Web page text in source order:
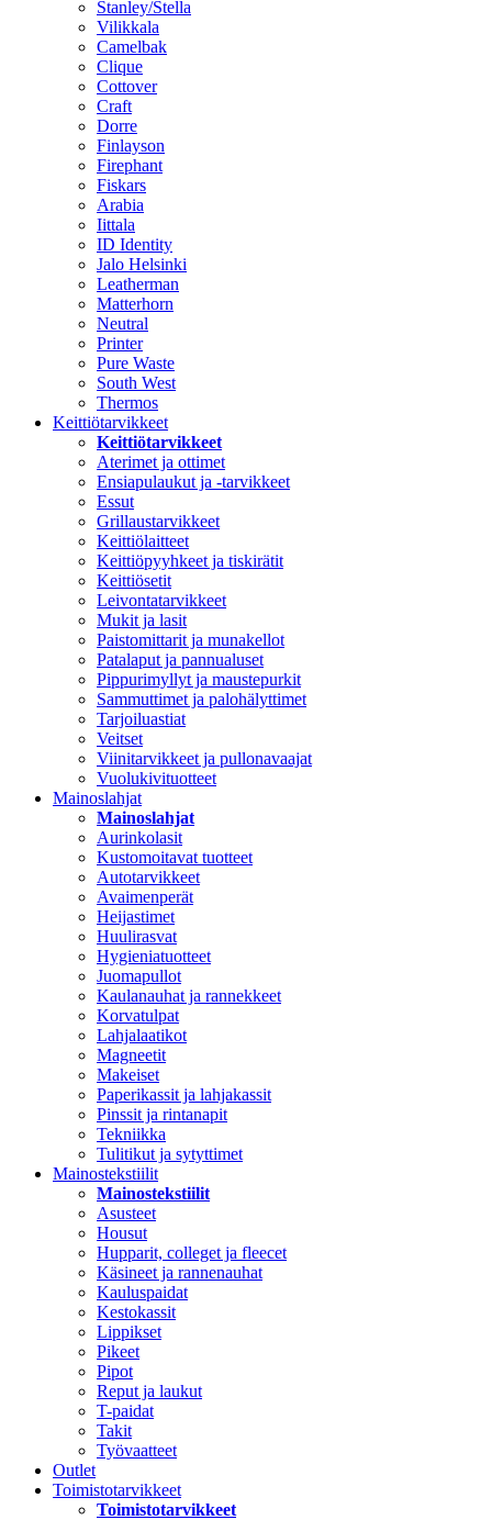
Stanley/Stella
Vilikkala
Camelbak
Clique
Cottover
Craft
Dorre
Finlayson
Firephant
Fiskars
Arabia
Iittala
ID Identity
Jalo Helsinki
Leatherman
Matterhorn
Neutral
Printer
Pure Waste
South West
Thermos
Keittiötarvikkeet
Keittiötarvikkeet
Aterimet ja ottimet
Ensiapulaukut ja -tarvikkeet
Essut
Grillaustarvikkeet
Keittiölaitteet
Keittiöpyyhkeet ja tiskirätit
Keittiösetit
Leivontatarvikkeet
Mukit ja lasit
Paistomittarit ja munakellot
Patalaput ja pannualuset
Pippurimyllyt ja maustepurkit
Sammuttimet ja palohälyttimet
Tarjoiluastiat
Veitset
Viinitarvikkeet ja pullonavaajat
Vuolukivituotteet
Mainoslahjat
Mainoslahjat
Aurinkolasit
Kustomoitavat tuotteet
Autotarvikkeet
Avaimenperät
Heijastimet
Huulirasvat
Hygieniatuotteet
Juomapullot
Kaulanauhat ja rannekkeet
Korvatulpat
Lahjalaatikot
Magneetit
Makeiset
Paperikassit ja lahjakassit
Pinssit ja rintanapit
Tekniikka
Tulitikut ja sytyttimet
Mainostekstiilit
Mainostekstiilit
Asusteet
Housut
Hupparit, colleget ja fleecet
Käsineet ja rannenauhat
Kauluspaidat
Kestokassit
Lippikset
Pikeet
Pipot
Reput ja laukut
T-paidat
Takit
Työvaatteet
Outlet
Toimistotarvikkeet
Toimistotarvikkeet